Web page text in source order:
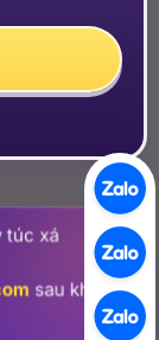
túc xá
sau khi tốt
toàn khóa